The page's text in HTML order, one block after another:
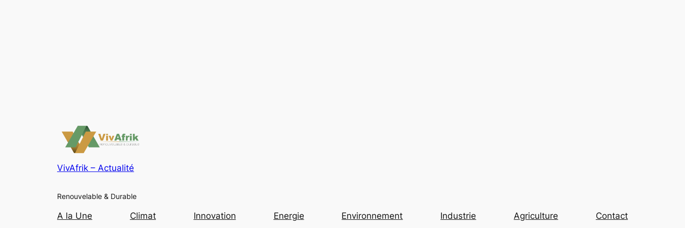
VivAfrik – Actualité
Renouvelable & Durable
A la Une Climat Innovation Energie Environnement Industrie Agriculture Contact